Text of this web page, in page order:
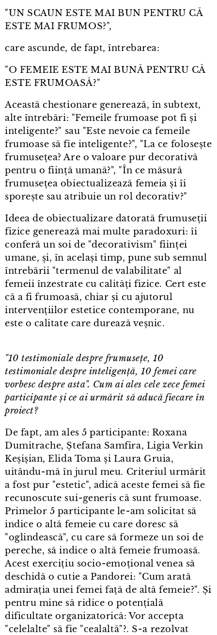
"UN SCAUN ESTE MAI BUN PENTRU CĂ
ESTE MAI FRUMOS?",
care ascunde, de fapt, întrebarea:
"O FEMEIE ESTE MAI BUNĂ PENTRU CĂ
ESTE FRUMOASĂ?"
Această chestionare generează, în subtext,
alte întrebări: "Femeile frumoase pot fi și
inteligente?" sau "Este nevoie ca femeile
frumoase să fie inteligente?", "La ce folosește
frumusețea? Are o valoare pur decorativă
pentru o ființă umană?", "În ce măsură
frumusețea obiectualizează femeia și îi
sporește sau atribuie un rol decorativ?"
Ideea de obiectualizare datorată frumuseții
fizice generează mai multe paradoxuri: îi
conferă un soi de "decorativism" ființei
umane, și, în același timp, pune sub semnul
întrebării "termenul de valabilitate" al
femeii înzestrate cu calități fizice. Cert este
că a fi frumoasă, chiar și cu ajutorul
intervențiilor estetice contemporane, nu
este o calitate care durează veșnic.
"10 testimoniale despre frumusețe, 10
testimoniale despre inteligență, 10 femei care
vorbesc despre asta". Cum ai ales cele zece femei
participante și ce ai urmărit să aducă fiecare în
proiect?
De fapt, am ales 5 participante: Roxana
Dumitrache, Ștefana Samfira, Ligia Verkin
Keșișian, Elida Toma și Laura Gruia,
uitându⁠-⁠mă în jurul meu. Criteriul urmărit
a fost pur "estetic", adică aceste femei să fie
recunoscute sui⁠-⁠generis că sunt frumoase.
Primelor 5 participante le⁠-⁠am solicitat să
indice o altă femeie cu care doresc să
"oglindească", cu care să formeze un soi de
pereche, să indice o altă femeie frumoasă.
Acest exercițiu socio⁠-⁠emoțional venea să
deschidă o cutie a Pandorei: "Cum arată
admirația unei femei față de altă femeie?". Și
pentru mine să ridice o potențială
dificultate organizatorică: Vor accepta
"celelalte" să fie "cealaltă"?. S⁠-⁠a rezolvat